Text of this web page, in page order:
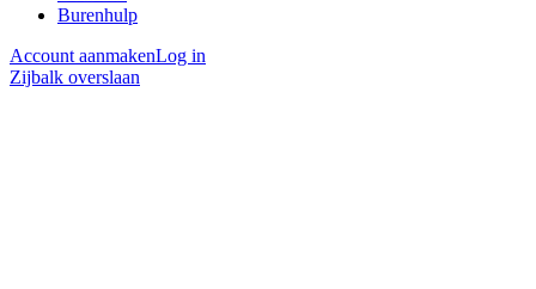
Burenhulp
Account aanmakenLog in
Zijbalk overslaan